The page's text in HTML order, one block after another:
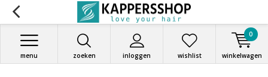
zoeken inloggen
menu wishlist winkelwagen
0